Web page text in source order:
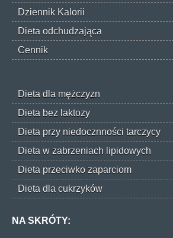
Dziennik Kalorii
Dieta odchudzająca
Cennik
Dieta dla mężczyzn
Dieta bez laktozy
Dieta przy niedocznności tarczycy
Dieta w zabrzeniach lipidowych
Dieta przeciwko zaparciom
Dieta dla cukrzyków
NA SKRÓTY: